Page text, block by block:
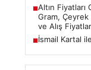
■Altın
Gram, Çeyrek
ve Alış
■İsmail Kartal